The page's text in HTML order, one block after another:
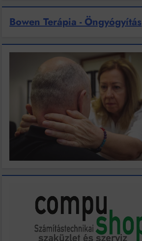
Bowen Terápia - Öngyógyítás